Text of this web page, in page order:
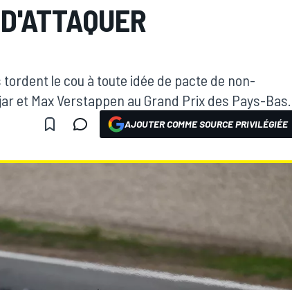
tordent le cou à toute idée de pacte de non-
et Max Verstappen au Grand Prix des Pays-Bas.
AJOUTER COMME SOURCE PRIVILÉGIÉE